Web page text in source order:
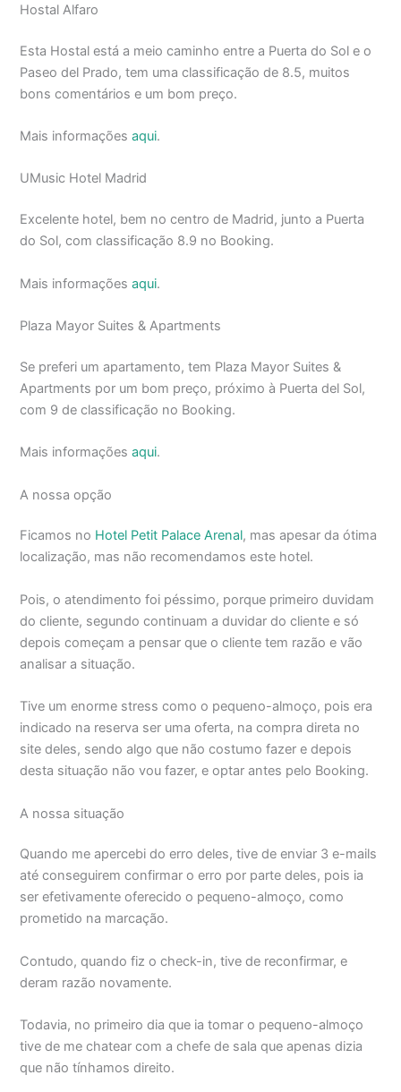
Hostal Alfaro
Esta Hostal está a meio caminho entre a Puerta do Sol e o
Paseo del Prado, tem uma classificação de 8.5, muitos
bons comentários e um bom preço.
Mais informaçõesaqui.
UMusic Hotel Madrid
Excelente hotel, bem no centro de Madrid, junto a Puerta
do Sol, com classificação 8.9 no Booking.
Mais informaçõesaqui.
Plaza Mayor Suites & Apartments
Se preferi um apartamento, tem Plaza Mayor Suites &
Apartments por um bom preço, próximo à Puerta del Sol,
com 9 de classificação no Booking.
Mais informaçõesaqui.
A nossa opção
Ficamos no Hotel Petit Palace Arenal, mas apesar da ótima
localização, mas não recomendamos este hotel.
Pois, o atendimento foi péssimo, porque primeiro duvidam
do cliente, segundo continuam a duvidar do cliente e só
depois começam a pensar que o cliente tem razão e vão
analisar a situação.
Tive um enorme stress como o pequeno-almoço, pois era
indicado na reserva ser uma oferta, na compra direta no
site deles, sendo algo que não costumo fazer e depois
desta situação não vou fazer, e optar antes pelo Booking.
A nossa situação
Quando me apercebi do erro deles, tive de enviar 3 e-mails
até conseguirem confirmar o erro por parte deles, pois ia
ser efetivamente oferecido o pequeno-almoço, como
prometido na marcação.
Contudo, quando fiz o check-in, tive de reconfirmar, e
deram razão novamente.
Todavia, no primeiro dia que ia tomar o pequeno-almoço
tive de me chatear com a chefe de sala que apenas dizia
que não tínhamos direito.